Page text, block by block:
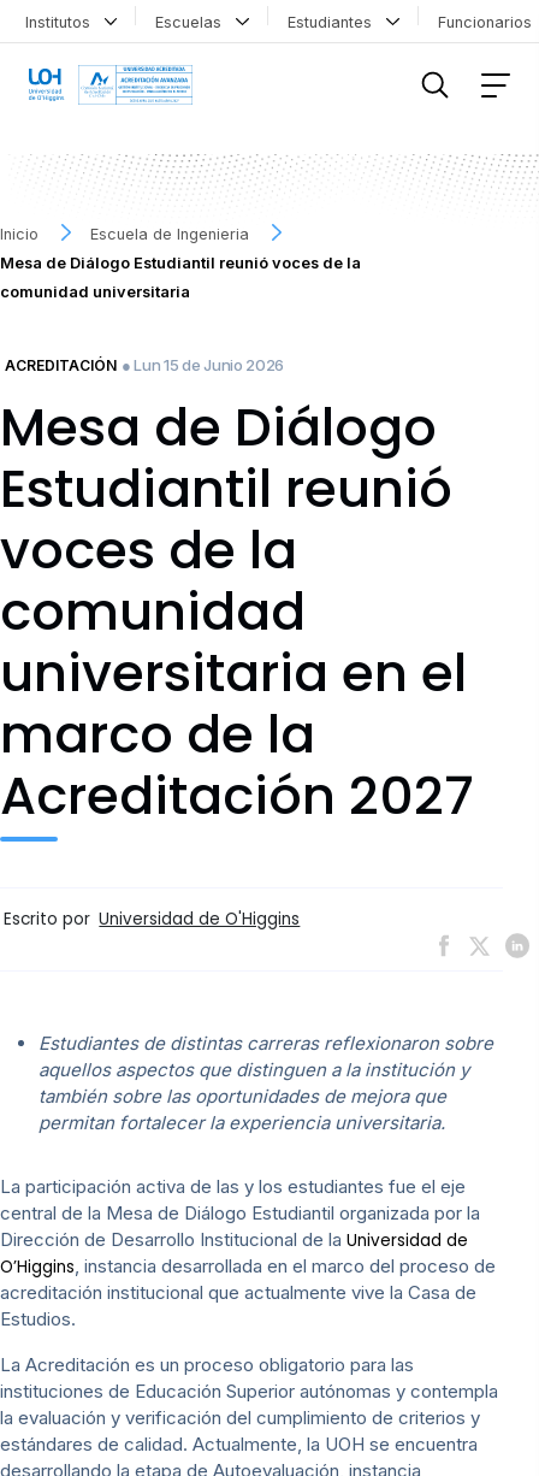
Institutos Escuelas Estudiantes
Inicio
Escuela de Ingenieria
Mesa de Diálogo Estudiantil reunió voces de la
comunidad universitaria
ACREDITACIÓN ● Lun 15 de Junio 2026
Mesa de Diálogo
Estudiantil reunió
voces de la
comunidad
universitaria en el
marco de la
Acreditación 2027
Escrito por Universidad de O'Higgins
Estudiantes de distintas carreras reflexionaron sobre
aquellos aspectos que distinguen a la institución y
también sobre las oportunidades de mejora que
permitan fortalecer la experiencia universitaria.
La participación activa de las y los estudiantes fue el eje
central de la Mesa de Diálogo Estudiantil organizada por la
Dirección de Desarrollo Institucional de la Universidad de
O’Higgins, instancia desarrollada en el marco del proceso de
acreditación institucional que actualmente vive la Casa de
Estudios.
La Acreditación es un proceso obligatorio para las
instituciones de Educación Superior autónomas y contempla
la evaluación y verificación del cumplimiento de criterios y
estándares de calidad. Actualmente, la UOH se encuentra
desarrollando la etapa de Autoevaluación, instancia